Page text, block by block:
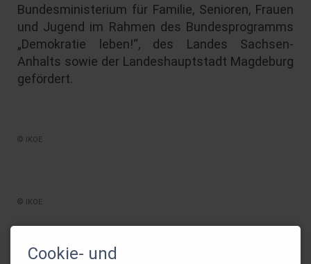
Bundesministerium für Familie, Senioren, Frauen
und Jugend im Rahmen des Bundesprogramms
„Demokratie leben!“, des Landes Sachsen-
Anhalts sowie der Landeshauptstadt Magdeburg
gefördert.
© IKOE
© IKOE
ZURÜCK
Cookie- und